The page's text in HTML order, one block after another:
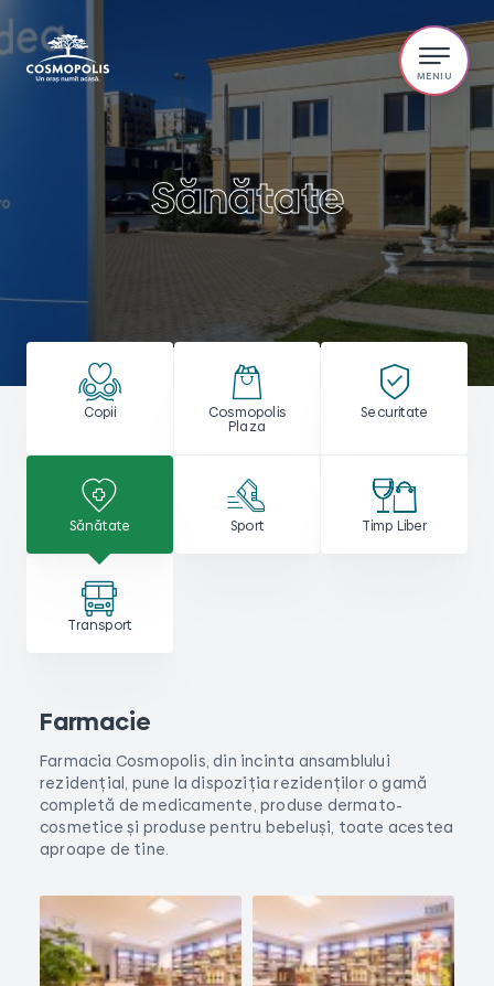
Sănătate
Copii
Cosmopolis
Plaza
Securitate
Sănătate Sport Timp Liber
Transport
Farmacie
Farmacia Cosmopolis, din incinta ansamblului
rezidențial, pune la dispoziția rezidenților o gamă
completă de medicamente, produse dermato-
cosmetice și produse pentru bebeluși, toate acestea
aproape de tine.